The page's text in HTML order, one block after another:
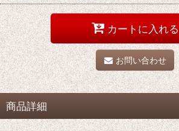
カートに入れる
お問い合わせ
商品詳細